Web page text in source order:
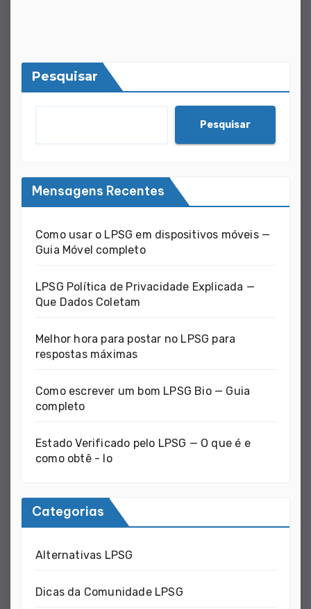
Pesquisar
Pesquisar
Mensagens Recentes
Como usar o LPSG em dispositivos móveis —
Guia Móvel completo
LPSG Política de Privacidade Explicada —
Que Dados Coletam
Melhor hora para postar no LPSG para
respostas máximas
Como escrever um bom LPSG Bio — Guia
completo
Estado Verificado pelo LPSG — O que é e
como obtê - lo
Categorias
Alternativas LPSG
Dicas da Comunidade LPSG